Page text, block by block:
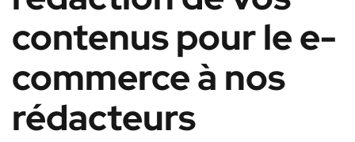
contenus pour le e-
commerce à nos
rédacteurs